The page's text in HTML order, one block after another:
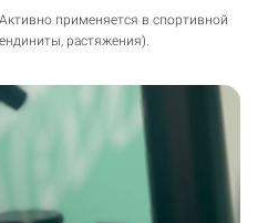
применяется в спортивной
растяжения).